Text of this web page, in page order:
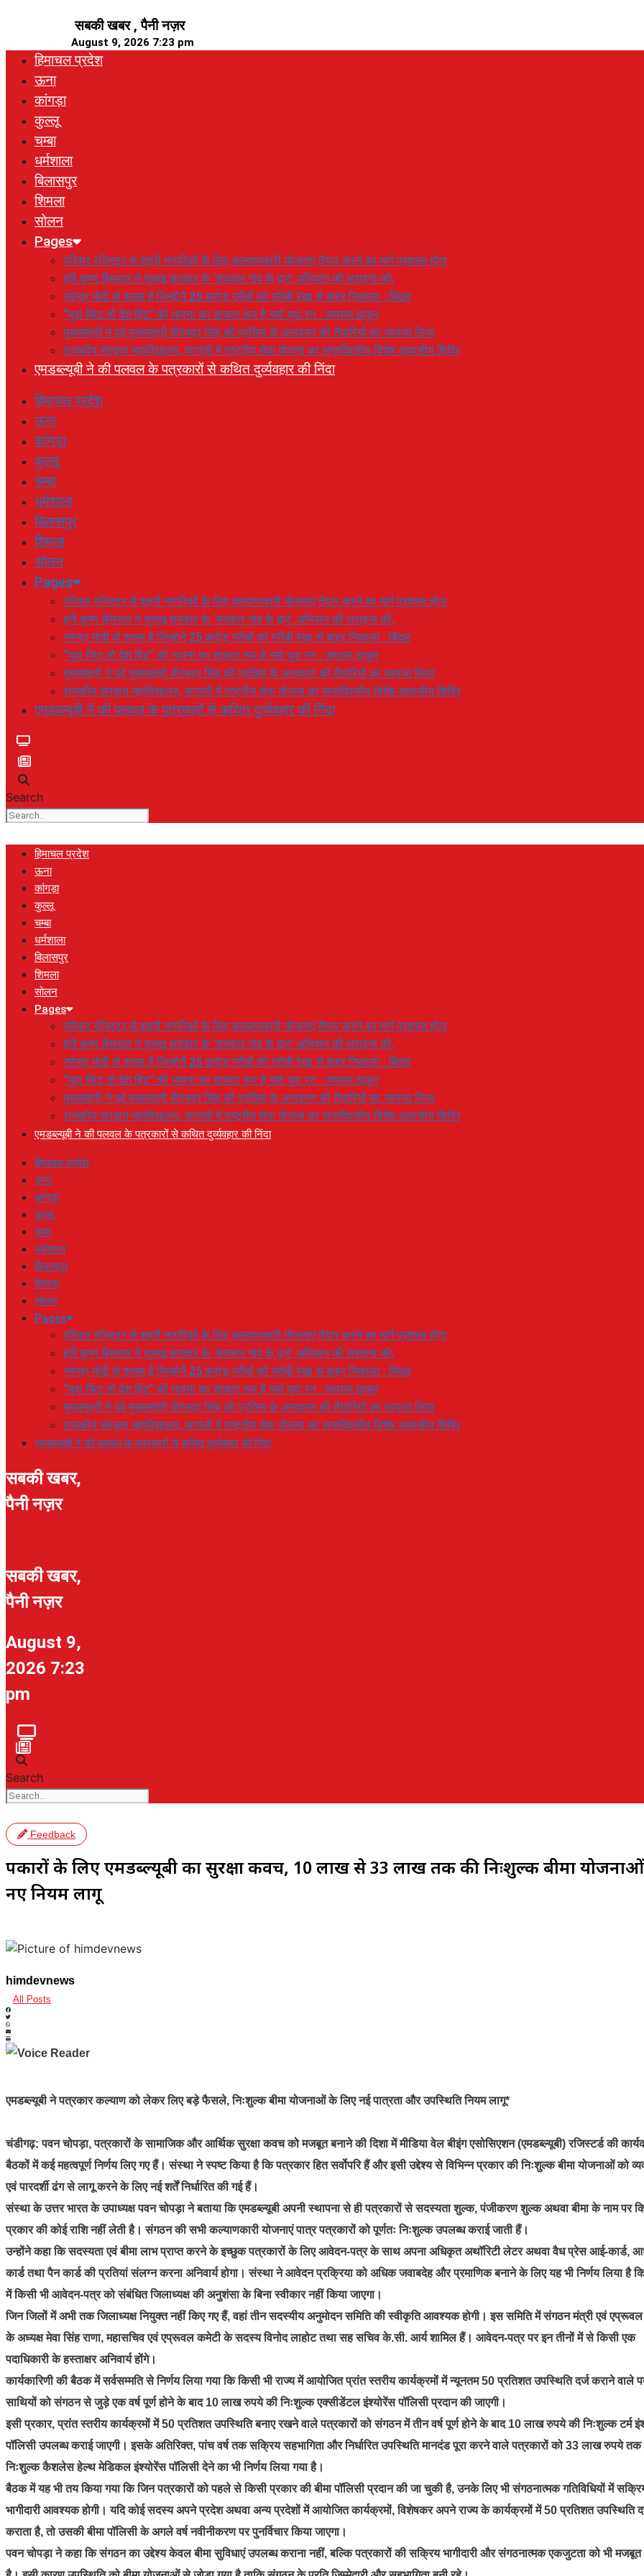
content
सबकी खबर , पैनी नज़र
August 9, 2026 7:23 pm
हिमाचल प्रदेश
ऊना
कांगड़ा
कुल्लू
चम्बा
धर्मशाला
बिलासपुर
शिमला
सोलन
Pages
परिवार रजिस्टर से शहरी नागरिकों के लिए कल्याणकारी योजनाएं तैयार करने का मार्ग प्रशस्त होगा
हरि कृष्ण हिमराल ने सुक्खू सरकार के ‘सरकार गांव के द्वार’ अभियान की सराहना की,
नरेन्द्र मोदी वो शख्स है जिन्होनें 25 करोड़ गरीबों को गरीबी रेखा से बाहर निकाला : बिंदल
“युवा फिट तो देश हिट” की भावना का साकार रूप है नमो युवा रन : जयराम ठाकुर
मुख्यमंत्री ने पूर्व मुख्यमंत्री वीरभद्र सिंह की प्रतिमा के अनावरण की तैयारियों का जायजा लिया
राजकीय संस्कृत महाविद्यालय, फागली में राष्ट्रीय सेवा योजना का सप्तदिवसीय विशेष आवासीय शिविर
एमडब्ल्यूबी ने की पलवल के पत्रकारों से कथित दुर्व्यवहार की निंदा
हिमाचल प्रदेश
ऊना
कांगड़ा
कुल्लू
चम्बा
धर्मशाला
बिलासपुर
शिमला
सोलन
Pages
परिवार रजिस्टर से शहरी नागरिकों के लिए कल्याणकारी योजनाएं तैयार करने का मार्ग प्रशस्त होगा
हरि कृष्ण हिमराल ने सुक्खू सरकार के ‘सरकार गांव के द्वार’ अभियान की सराहना की,
नरेन्द्र मोदी वो शख्स है जिन्होनें 25 करोड़ गरीबों को गरीबी रेखा से बाहर निकाला : बिंदल
“युवा फिट तो देश हिट” की भावना का साकार रूप है नमो युवा रन : जयराम ठाकुर
मुख्यमंत्री ने पूर्व मुख्यमंत्री वीरभद्र सिंह की प्रतिमा के अनावरण की तैयारियों का जायजा लिया
राजकीय संस्कृत महाविद्यालय, फागली में राष्ट्रीय सेवा योजना का सप्तदिवसीय विशेष आवासीय शिविर
एमडब्ल्यूबी ने की पलवल के पत्रकारों से कथित दुर्व्यवहार की निंदा
Search
हिमाचल प्रदेश
ऊना
कांगड़ा
कुल्लू
चम्बा
धर्मशाला
बिलासपुर
शिमला
सोलन
Pages
परिवार रजिस्टर से शहरी नागरिकों के लिए कल्याणकारी योजनाएं तैयार करने का मार्ग प्रशस्त होगा
हरि कृष्ण हिमराल ने सुक्खू सरकार के ‘सरकार गांव के द्वार’ अभियान की सराहना की,
नरेन्द्र मोदी वो शख्स है जिन्होनें 25 करोड़ गरीबों को गरीबी रेखा से बाहर निकाला : बिंदल
“युवा फिट तो देश हिट” की भावना का साकार रूप है नमो युवा रन : जयराम ठाकुर
मुख्यमंत्री ने पूर्व मुख्यमंत्री वीरभद्र सिंह की प्रतिमा के अनावरण की तैयारियों का जायजा लिया
राजकीय संस्कृत महाविद्यालय, फागली में राष्ट्रीय सेवा योजना का सप्तदिवसीय विशेष आवासीय शिविर
एमडब्ल्यूबी ने की पलवल के पत्रकारों से कथित दुर्व्यवहार की निंदा
हिमाचल प्रदेश
ऊना
कांगड़ा
कुल्लू
चम्बा
धर्मशाला
बिलासपुर
शिमला
सोलन
Pages
परिवार रजिस्टर से शहरी नागरिकों के लिए कल्याणकारी योजनाएं तैयार करने का मार्ग प्रशस्त होगा
हरि कृष्ण हिमराल ने सुक्खू सरकार के ‘सरकार गांव के द्वार’ अभियान की सराहना की,
नरेन्द्र मोदी वो शख्स है जिन्होनें 25 करोड़ गरीबों को गरीबी रेखा से बाहर निकाला : बिंदल
“युवा फिट तो देश हिट” की भावना का साकार रूप है नमो युवा रन : जयराम ठाकुर
मुख्यमंत्री ने पूर्व मुख्यमंत्री वीरभद्र सिंह की प्रतिमा के अनावरण की तैयारियों का जायजा लिया
राजकीय संस्कृत महाविद्यालय, फागली में राष्ट्रीय सेवा योजना का सप्तदिवसीय विशेष आवासीय शिविर
एमडब्ल्यूबी ने की पलवल के पत्रकारों से कथित दुर्व्यवहार की निंदा
सबकी खबर,
पैनी नज़र
सबकी खबर,
पैनी नज़र
August 9,
2026 7:23
pm
Search
Feedback
पत्रकारों के लिए एमडब्ल्यूबी का सुरक्षा कवच, 10 लाख से 33 लाख तक की निःशुल्क बीमा
नए नियम लागू
himdevnews
All Posts
एमडब्ल्यूबी ने पत्रकार कल्याण को लेकर लिए बड़े फैसले, निःशुल्क बीमा योजनाओं के लिए नई पात्रता और उपस्थिति नियम लागू*
चंडीगढ़: पवन चोपड़ा, पत्रकारों के सामाजिक और आर्थिक सुरक्षा कवच को मजबूत बनाने की दिशा में मीडिया वेल बीइंग एसोसिएशन (एमडब्ल्यूबी) रजिस्टर्ड की
बैठकों में कई महत्वपूर्ण निर्णय लिए गए हैं। संस्था ने स्पष्ट किया है कि पत्रकार हित सर्वोपरि हैं और इसी उद्देश्य से विभिन्न प्रकार की निःशुल्क बीमा योजनाओं को
एवं पारदर्शी ढंग से लागू करने के लिए नई शर्तें निर्धारित की गई हैं।
संस्था के उत्तर भारत के उपाध्यक्ष पवन चोपड़ा ने बताया कि एमडब्ल्यूबी अपनी स्थापना से ही पत्रकारों से सदस्यता शुल्क, पंजीकरण शुल्क अथवा बीमा के नाम पर
प्रकार की कोई राशि नहीं लेती है। संगठन की सभी कल्याणकारी योजनाएं पात्र पत्रकारों को पूर्णतः निःशुल्क उपलब्ध कराई जाती हैं।
उन्होंने कहा कि सदस्यता एवं बीमा लाभ प्राप्त करने के इच्छुक पत्रकारों के लिए आवेदन-पत्र के साथ अपना अधिकृत अथॉरिटी लेटर अथवा वैध प्रेस आई-कार्ड,
कार्ड तथा पैन कार्ड की प्रतियां संलग्न करना अनिवार्य होगा। संस्था ने आवेदन प्रक्रिया को अधिक जवाबदेह और प्रमाणिक बनाने के लिए यह भी निर्णय लिया है
में किसी भी आवेदन-पत्र को संबंधित जिलाध्यक्ष की अनुशंसा के बिना स्वीकार नहीं किया जाएगा।
जिन जिलों में अभी तक जिलाध्यक्ष नियुक्त नहीं किए गए हैं, वहां तीन सदस्यीय अनुमोदन समिति की स्वीकृति आवश्यक होगी। इस समिति में संगठन मंत्री एवं
के अध्यक्ष मेवा सिंह राणा, महासचिव एवं एप्रूवल कमेटी के सदस्य विनोद लाहोट तथा सह सचिव के.सी. आर्य शामिल हैं। आवेदन-पत्र पर इन तीनों में से किसी एक
पदाधिकारी के हस्ताक्षर अनिवार्य होंगे।
कार्यकारिणी की बैठक में सर्वसम्मति से निर्णय लिया गया कि किसी भी राज्य में आयोजित प्रांत स्तरीय कार्यक्रमों में न्यूनतम 50 प्रतिशत उपस्थिति दर्ज कराने वाले
साथियों को संगठन से जुड़े एक वर्ष पूर्ण होने के बाद 10 लाख रुपये की निःशुल्क एक्सीडेंटल इंश्योरेंस पॉलिसी प्रदान की जाएगी।
इसी प्रकार, प्रांत स्तरीय कार्यक्रमों में 50 प्रतिशत उपस्थिति बनाए रखने वाले पत्रकारों को संगठन में तीन वर्ष पूर्ण होने के बाद 10 लाख रुपये की निःशुल्क टर्म
पॉलिसी उपलब्ध कराई जाएगी। इसके अतिरिक्त, पांच वर्ष तक सक्रिय सहभागिता और निर्धारित उपस्थिति मानदंड पूरा करने वाले पत्रकारों को 33 लाख रुपये तक
निःशुल्क कैशलेस हेल्थ मेडिकल इंश्योरेंस पॉलिसी देने का भी निर्णय लिया गया है।
बैठक में यह भी तय किया गया कि जिन पत्रकारों को पहले से किसी प्रकार की बीमा पॉलिसी प्रदान की जा चुकी है, उनके लिए भी संगठनात्मक गतिविधियों में
भागीदारी आवश्यक होगी। यदि कोई सदस्य अपने प्रदेश अथवा अन्य प्रदेशों में आयोजित कार्यक्रमों, विशेषकर अपने राज्य के कार्यक्रमों में 50 प्रतिशत उपस्थिति
कराता है, तो उसकी बीमा पॉलिसी के अगले वर्ष नवीनीकरण पर पुनर्विचार किया जाएगा।
पवन चोपड़ा ने कहा कि संगठन का उद्देश्य केवल बीमा सुविधाएं उपलब्ध कराना नहीं, बल्कि पत्रकारों की सक्रिय भागीदारी और संगठनात्मक एकजुटता को भी